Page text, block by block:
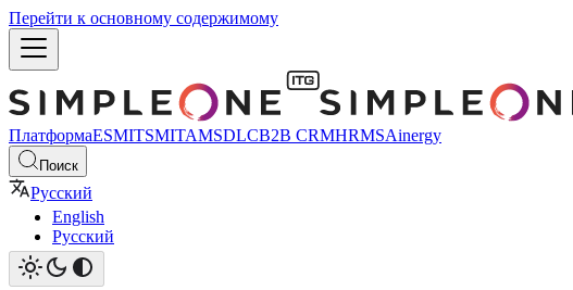
Перейти к основному содержимому
ПлатформаESMITSMITAMSDLCB2B CRMHRMSAinergy
Поиск
Русский
English
Русский